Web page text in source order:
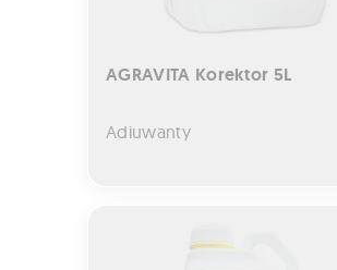
AGRAVITA Korektor 5L
Adiuwanty